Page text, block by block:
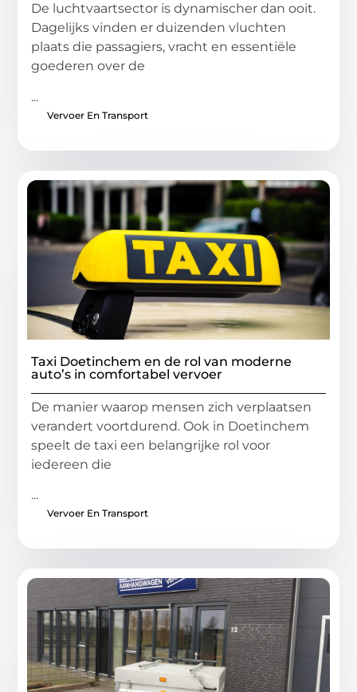
De luchtvaartsector is dynamischer dan ooit.
Dagelijks vinden er duizenden vluchten
plaats die passagiers, vracht en essentiële
goederen over de
...
Vervoer En Transport
Taxi Doetinchem en de rol van moderne
auto’s in comfortabel vervoer
De manier waarop mensen zich verplaatsen
verandert voortdurend. Ook in Doetinchem
speelt de taxi een belangrijke rol voor
iedereen die
...
Vervoer En Transport